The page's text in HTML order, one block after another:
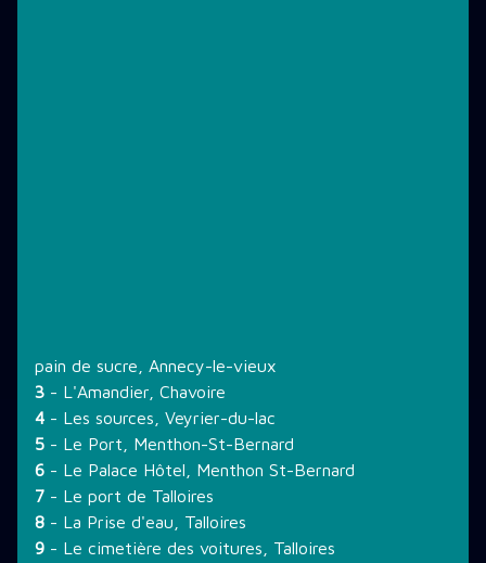
pain de sucre, Annecy-le-vieux
3 - L'Amandier, Chavoire
4 - Les sources, Veyrier-du-lac
5 - Le Port, Menthon-St-Bernard
6 - Le Palace Hôtel, Menthon St-Bernard
7 - Le port de Talloires
8 - La Prise d'eau, Talloires
9 - Le cimetière des voitures, Talloires